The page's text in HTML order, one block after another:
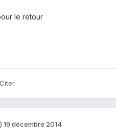
le retour
Citer
19 décembre 2014